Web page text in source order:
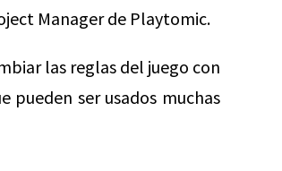
Manager de Playtomic.
las reglas del juego con
pueden ser usados muchas